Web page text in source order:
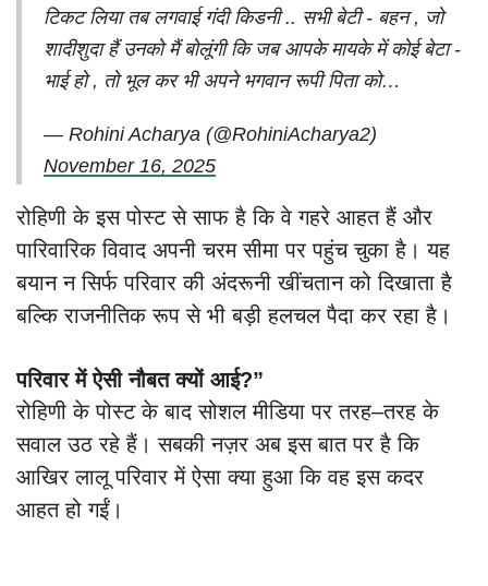
टिकट लिया तब लगवाई गंदी किडनी .. सभी बेटी - बहन , जो
शादीशुदा हैं उनको मैं बोलूंगी कि जब आपके मायके में कोई बेटा -
भाई हो , तो भूल कर भी अपने भगवान रूपी पिता को…
— Rohini Acharya (@RohiniAcharya2)
November 16, 2025
रोहिणी के इस पोस्ट से साफ है कि वे गहरे आहत हैं और
पारिवारिक विवाद अपनी चरम सीमा पर पहुंच चुका है। यह
बयान न सिर्फ परिवार की अंदरूनी खींचतान को दिखाता है
बल्कि राजनीतिक रूप से भी बड़ी हलचल पैदा कर रहा है।
परिवार में ऐसी नौबत क्यों आई?”
रोहिणी के पोस्ट के बाद सोशल मीडिया पर तरह–तरह के
सवाल उठ रहे हैं। सबकी नज़र अब इस बात पर है कि
आखिर लालू परिवार में ऐसा क्या हुआ कि वह इस कदर
आहत हो गईं।